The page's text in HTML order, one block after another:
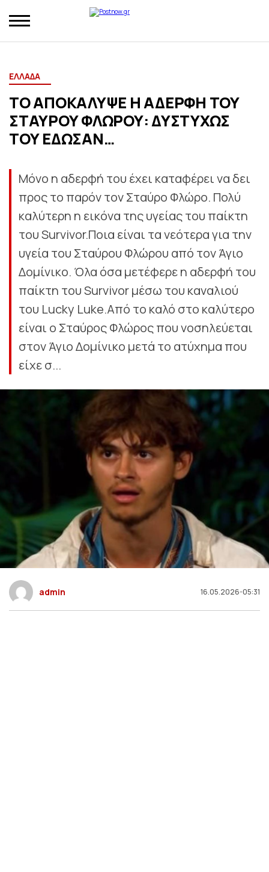
ΕΛΛΑΔΑ
TO AΠΟΚΑΛΥΨΕ Η ΑΔΕΡΦΗ ΤΟΥ
ΣΤΑΥΡΟΥ ΦΛΩΡΟΥ: ΔΥΣΤΥΧΩΣ
ΤΟΥ ΕΔΩΣΑΝ…
Μόνο η αδερφή του έχει καταφέρει να δει
προς το παρόν τον Σταύρο Φλώρο. Πολύ
καλύτερη η εικόνα της υγείας του παίκτη
του Survivor.Ποια είναι τα νεότερα για την
υγεία του Σταύρου Φλώρου από τον Άγιο
Δομίνικο. Όλα όσα μετέφερε η αδερφή του
παίκτη του Survivor μέσω του καναλιού
του Lucky Luke.Από το καλό στο καλύτερο
είναι ο Σταύρος Φλώρος που νοσηλεύεται
στον Άγιο Δομίνικο μετά το ατύχημα που
είχε σ...
admin 16.05.2026-05:31